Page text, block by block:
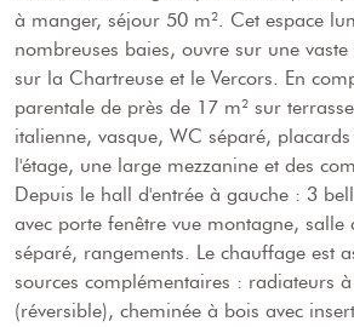
à manger, séjour 50 m². Cet espace
nombreuses baies, ouvre sur une vaste
sur la Chartreuse et le Vercors. En
parentale de près de 17 m² sur
italienne, vasque, WC séparé,
l'étage, une large mezzanine et des
Depuis le hall d'entrée à gauche : 3
avec porte fenêtre vue montagne, salle
séparé, rangements. Le chauffage est
sources complémentaires : radiateurs
(réversible), cheminée à bois avec